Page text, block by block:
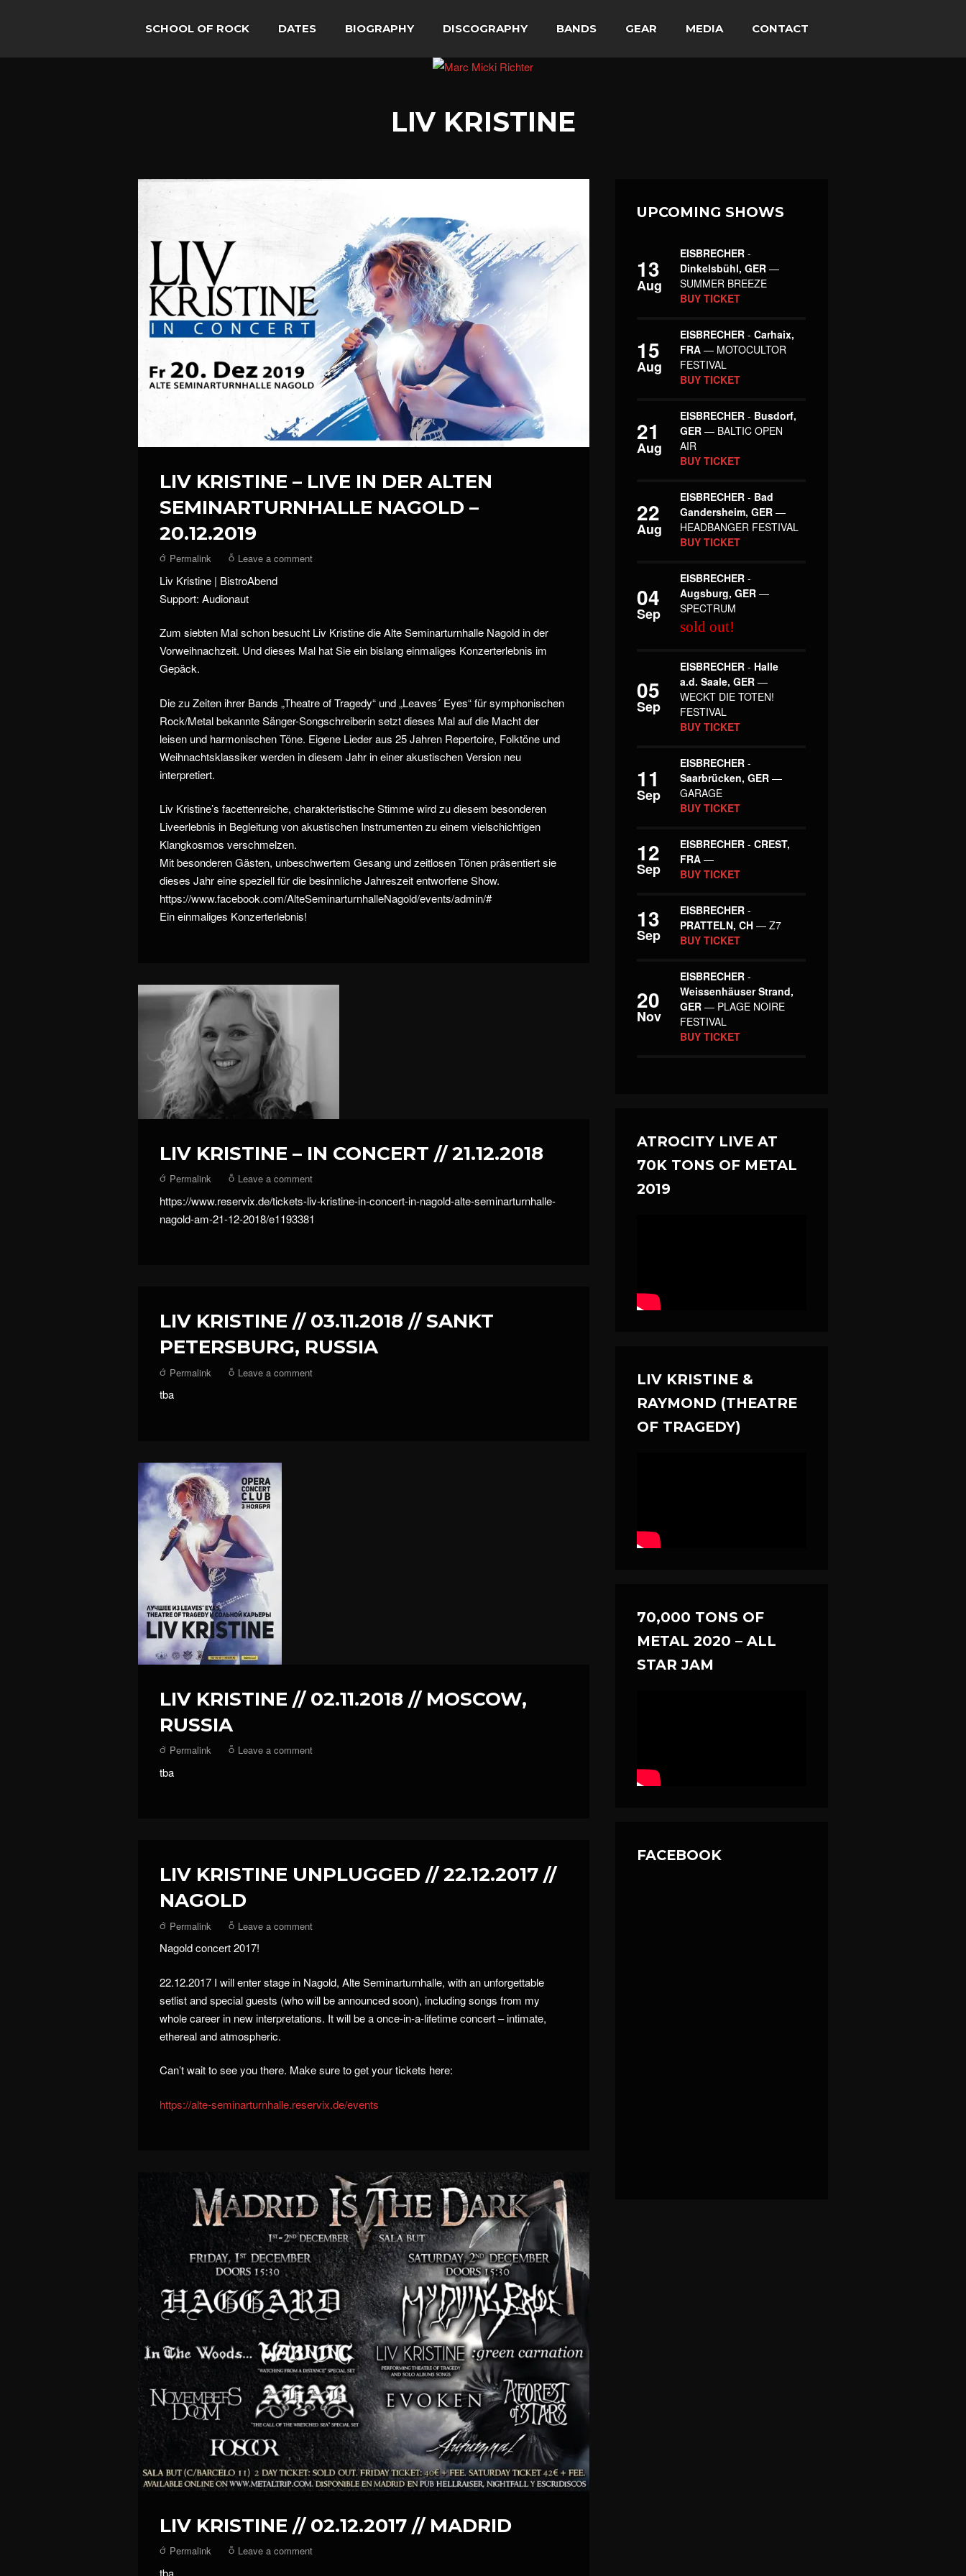
SCHOOL OF ROCK DATES BIOGRAPHY DISCOGRAPHY BANDS GEAR MEDIA CONTACT
LIV KRISTINE
LIV KRISTINE – LIVE IN DER ALTEN
SEMINARTURNHALLE NAGOLD –
20.12.2019
Permalink Leave a comment
Liv Kristine | BistroAbend
Support: Audionaut
Zum siebten Mal schon besucht Liv Kristine die Alte Seminarturnhalle Nagold in der
Vorweihnachzeit. Und dieses Mal hat Sie ein bislang einmaliges Konzerterlebnis im
Gepäck.
Die zu Zeiten ihrer Bands „Theatre of Tragedy“ und „Leaves´ Eyes“ für symphonischen
Rock/Metal bekannte Sänger-Songschreiberin setzt dieses Mal auf die Macht der
leisen und harmonischen Töne. Eigene Lieder aus 25 Jahren Repertoire, Folktöne und
Weihnachtsklassiker werden in diesem Jahr in einer akustischen Version neu
interpretiert.
Liv Kristine’s facettenreiche, charakteristische Stimme wird zu ­diesem besonderen
Liveerlebnis in Begleitung von akustischen Instrumenten zu einem vielschichtigen
Klangkosmos verschmelzen.
Mit besonderen Gästen, unbeschwertem Gesang und zeitlosen Tönen präsentiert sie
dieses Jahr eine speziell für die besinnliche Jahreszeit entworfene Show.
https://www.facebook.com/AlteSeminarturnhalleNagold/events/admin/#
Ein einmaliges Konzerterlebnis!
LIV KRISTINE – IN CONCERT // 21.12.2018
Permalink Leave a comment
https://www.reservix.de/tickets-liv-kristine-in-concert-in-nagold-alte-seminarturnhalle-
nagold-am-21-12-2018/e1193381
LIV KRISTINE // 03.11.2018 // SANKT
PETERSBURG, RUSSIA
Permalink Leave a comment
tba
LIV KRISTINE // 02.11.2018 // MOSCOW,
RUSSIA
Permalink Leave a comment
tba
LIV KRISTINE UNPLUGGED // 22.12.2017 //
NAGOLD
Permalink Leave a comment
Nagold concert 2017!
22.12.2017 I will enter stage in Nagold, Alte Seminarturnhalle, with an unforgettable
setlist and special guests (who will be announced soon), including songs from my
whole career in new interpretations. It will be a once-in-a-lifetime concert – intimate,
ethereal and atmospheric.
Can’t wait to see you there. Make sure to get your tickets here:
https://alte-seminarturnhalle.reservix.de/events
LIV KRISTINE // 02.12.2017 // MADRID
Permalink Leave a comment
tba
UPCOMING SHOWS
13
Aug
EISBRECHER -
Dinkelsbühl, GER —
SUMMER BREEZE
BUY TICKET
15
Aug
EISBRECHER -Carhaix,
FRA — MOTOCULTOR
FESTIVAL
BUY TICKET
21
Aug
EISBRECHER - Busdorf,
GER — BALTIC OPEN
AIR
BUY TICKET
22
Aug
EISBRECHER - Bad
Gandersheim, GER —
HEADBANGER FESTIVAL
BUY TICKET
04
Sep
EISBRECHER -
Augsburg, GER —
SPECTRUM
sold out!
05
Sep
EISBRECHER - Halle
a.d. Saale, GER —
WECKT DIE TOTEN!
FESTIVAL
BUY TICKET
11
Sep
EISBRECHER -
Saarbrücken, GER —
GARAGE
BUY TICKET
12
Sep
EISBRECHER -CREST,
FRA —
BUY TICKET
13
Sep
EISBRECHER -
PRATTELN, CH — Z7
BUY TICKET
20
Nov
EISBRECHER -
Weissenhäuser Strand,
GER — PLAGE NOIRE
FESTIVAL
BUY TICKET
ATROCITY LIVE AT
70K TONS OF METAL
2019
LIV KRISTINE &
RAYMOND (THEATRE
OF TRAGEDY)
70,000 TONS OF
METAL 2020 – ALL
STAR JAM
FACEBOOK